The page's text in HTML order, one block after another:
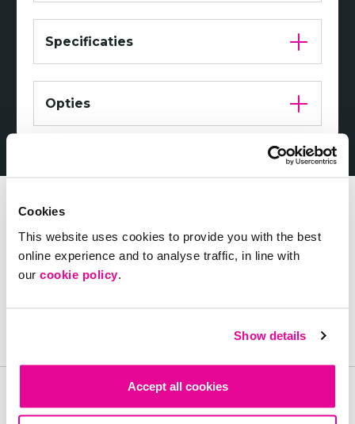
Cookies
This website uses cookies to provide you with the best
online experience and to analyse traffic, in line with
our cookie policy.
Show details
Accept all cookies
Specificaties
Opties
Hulp nodig bij het kiezen?
Onze klanten